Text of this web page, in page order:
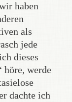
haben
als
jede
dieses
werde
dachte ich